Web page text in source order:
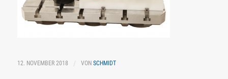
12. NOVEMBER 2018 / VON SCHMIDT